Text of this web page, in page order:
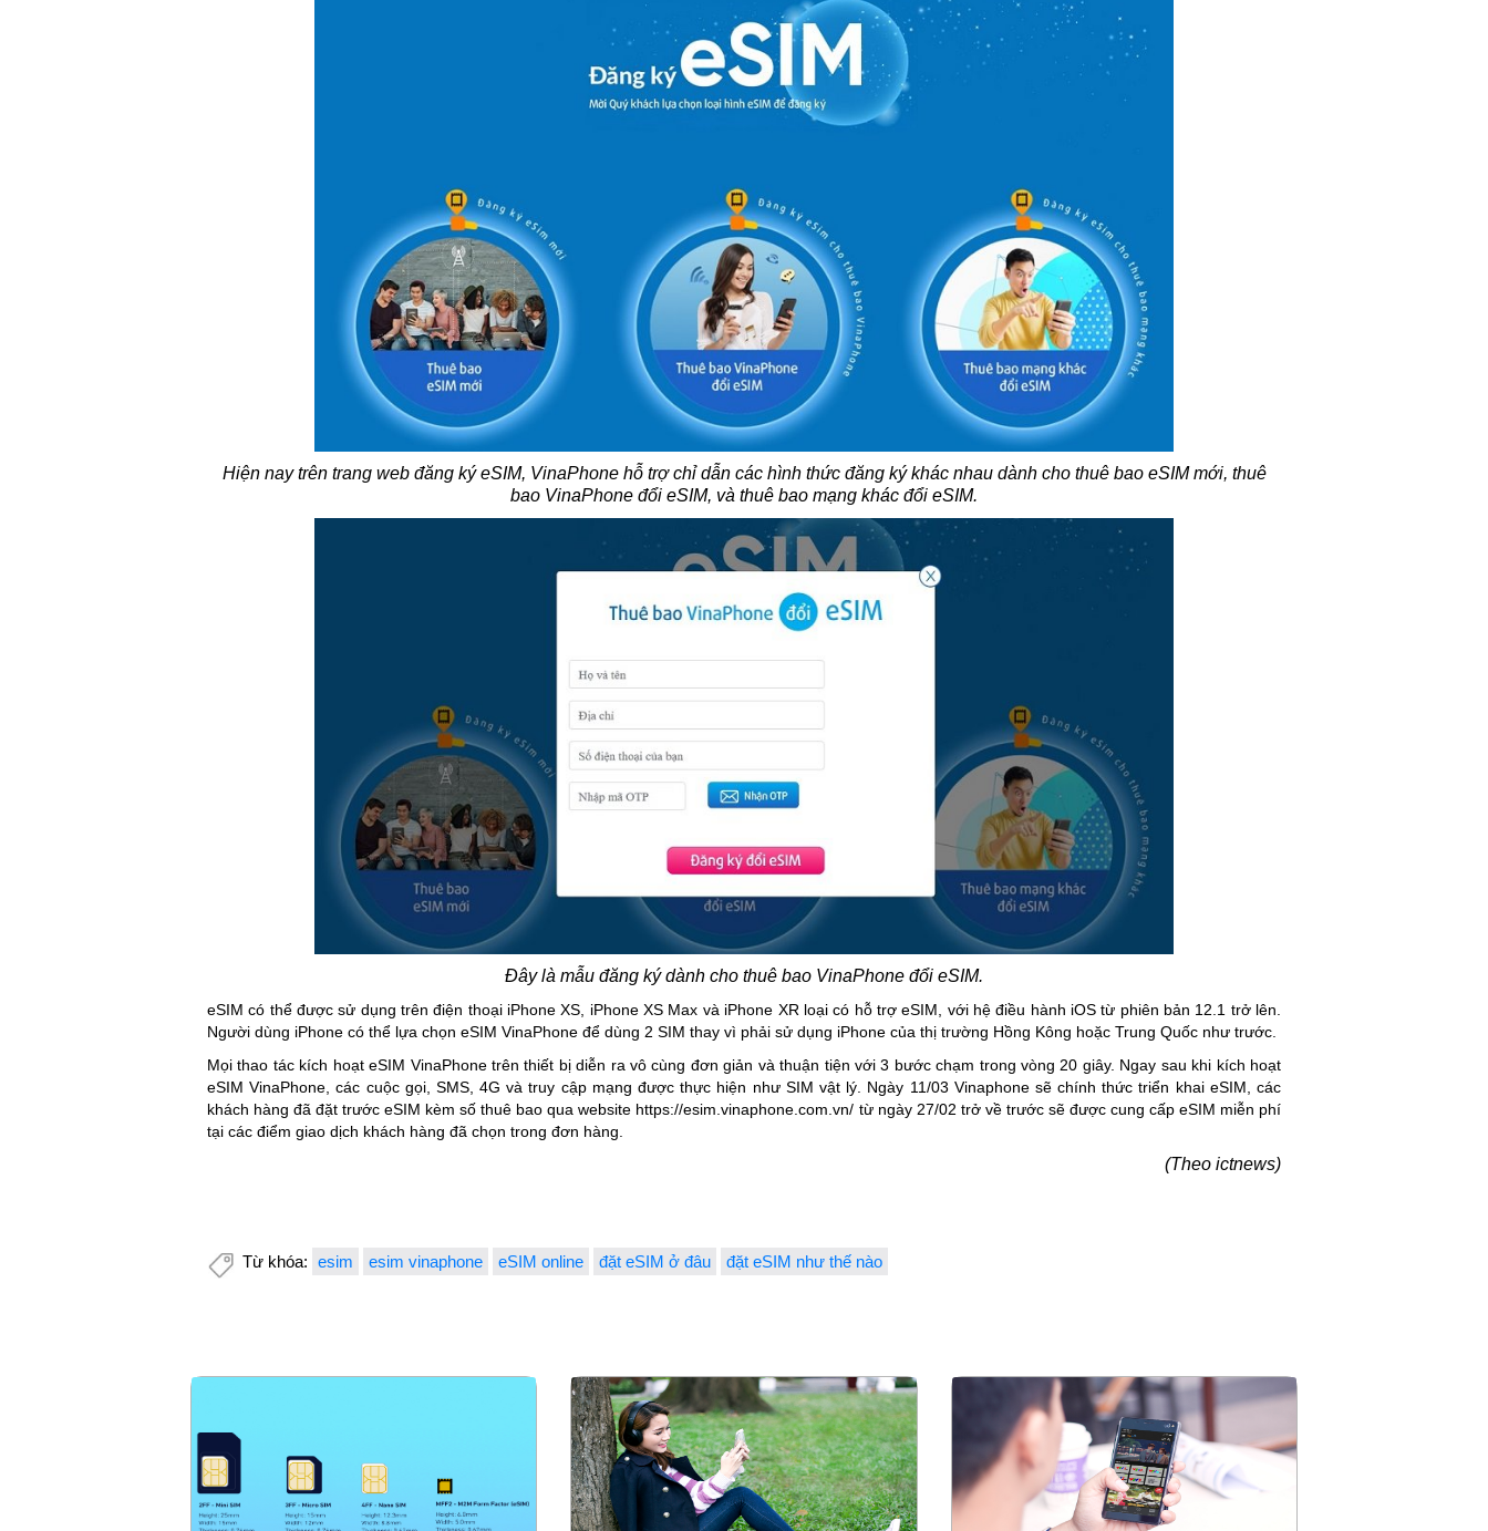
Hiện nay trên trang web đăng ký eSIM, VinaPhone hỗ trợ chỉ dẫn các hình thức đăng ký khác nhau dành cho thuê bao eSIM mới, thuê
bao VinaPhone đổi eSIM, và thuê bao mạng khác đổi eSIM.
Đây là mẫu đăng ký dành cho thuê bao VinaPhone đổi eSIM.
eSIM có thể được sử dụng trên điện thoại iPhone XS, iPhone XS Max và iPhone XR loại có hỗ trợ eSIM, với hệ điều hành iOS từ phiên bản 12.1 trở lên.
Người dùng iPhone có thể lựa chọn eSIM VinaPhone để dùng 2 SIM thay vì phải sử dụng iPhone của thị trường Hồng Kông hoặc Trung Quốc như trước.
Mọi thao tác kích hoạt eSIM VinaPhone trên thiết bị diễn ra vô cùng đơn giản và thuận tiện với 3 bước chạm trong vòng 20 giây. Ngay sau khi kích hoạt
eSIM VinaPhone, các cuộc gọi, SMS, 4G và truy cập mạng được thực hiện như SIM vật lý. Ngày 11/03 Vinaphone sẽ chính thức triển khai eSIM, các
khách hàng đã đặt trước eSIM kèm số thuê bao qua website https://esim.vinaphone.com.vn/ từ ngày 27/02 trở về trước sẽ được cung cấp eSIM miễn phí
tại các điểm giao dịch khách hàng đã chọn trong đơn hàng.
(Theo ictnews)
Từ khóa: esim esim vinaphone eSIM online đặt eSIM ở đâu đặt eSIM như thế nào